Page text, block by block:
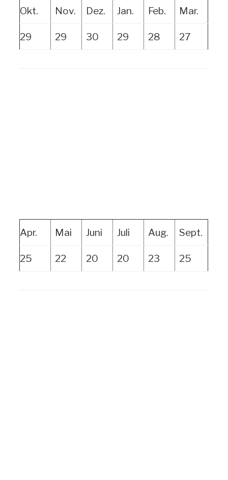
Okt. Nov. Dez. Jan. Feb. Mar.
29 29 30 29 28 27
Apr. Mai Juni Juli Aug. Sept.
25 22 20 20 23 25